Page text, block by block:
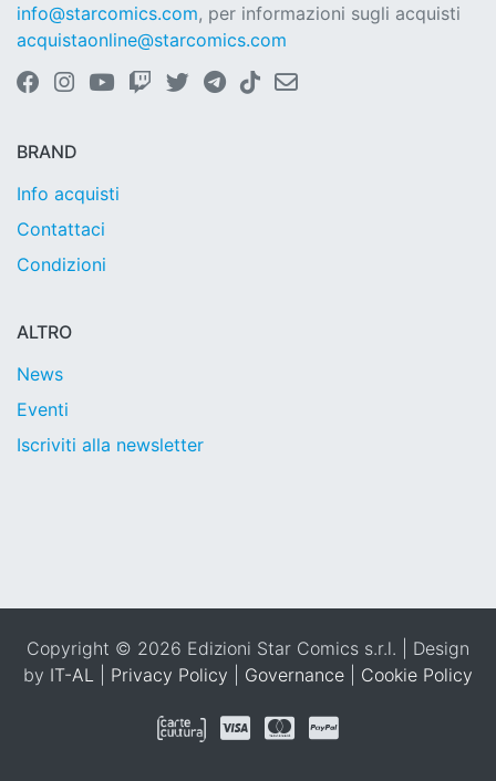
info@starcomics.com, per informazioni sugli acquisti
acquistaonline@starcomics.com
BRAND
Info acquisti
Contattaci
Condizioni
ALTRO
News
Eventi
Iscriviti alla newsletter
Copyright © 2026 Edizioni Star Comics s.r.l. | Design
by IT-AL Privacy Policy Governance Cookie Policy